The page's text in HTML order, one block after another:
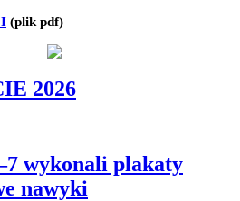
I (plik pdf)
2026
wykonali plakaty
nawyki